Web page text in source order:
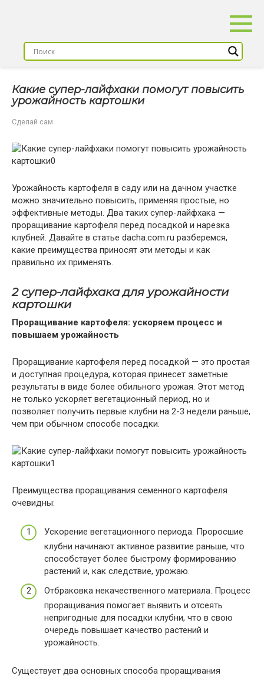
Какие супер-лайфхаки помогут повысить
урожайность картошки
Сделай сам
Урожайность картофеля в саду или на дачном участке
можно значительно повысить, применяя простые, но
эффективные методы. Два таких супер-лайфхака —
проращивание картофеля перед посадкой и нарезка
клубней. Давайте в статье dacha.com.ru разберемся,
какие преимущества приносят эти методы и как
правильно их применять.
2 супер-лайфхака для урожайности
картошки
Проращивание картофеля: ускоряем процесс и
повышаем урожайность
Проращивание картофеля перед посадкой — это простая
и доступная процедура, которая принесет заметные
результаты в виде более обильного урожая. Этот метод
не только ускоряет вегетационный период, но и
позволяет получить первые клубни на 2-3 недели раньше,
чем при обычном способе посадки.
Преимущества проращивания семенного картофеля
очевидны:
Ускорение вегетационного периода. Проросшие
клубни начинают активное развитие раньше, что
способствует более быстрому формированию
растений и, как следствие, урожаю.
Отбраковка некачественного материала. Процесс
проращивания помогает выявить и отсеять
непригодные для посадки клубни, что в свою
очередь повышает качество растений и
урожайность.
Существует два основных способа проращивания